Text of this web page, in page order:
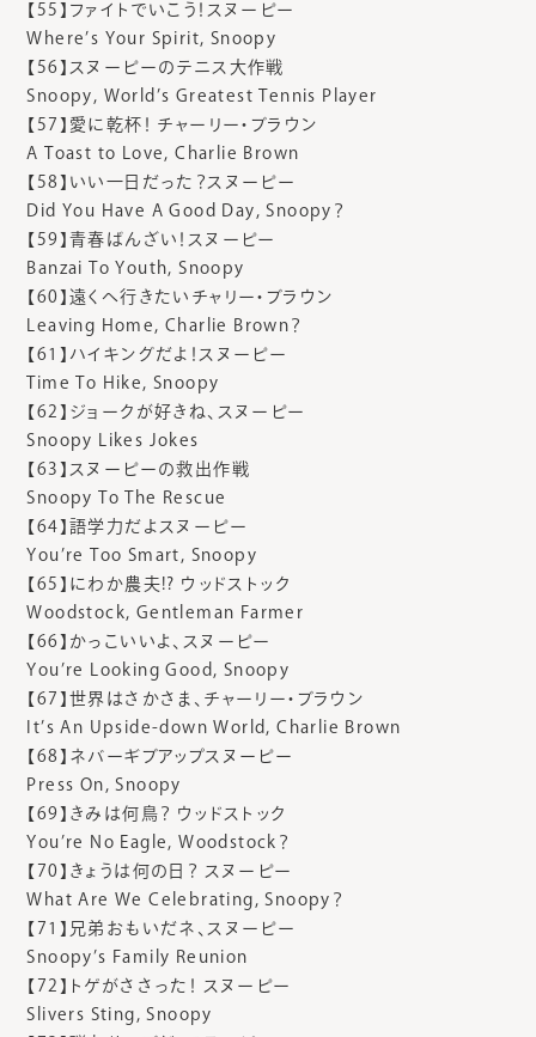
【55】ファイトでいこう！スヌーピー
Where’s Your Spirit, Snoopy
【56】スヌーピーのテニス大作戦
Snoopy, World’s Greatest Tennis Player
【57】愛に乾杯！ チャーリー・ブラウン
A Toast to Love, Charlie Brown
【58】いい一日だった？スヌーピー
Did You Have A Good Day, Snoopy？
【59】青春ばんざい！スヌーピー
Banzai To Youth, Snoopy
【60】遠くへ行きたいチャリー・ブラウン
Leaving Home, Charlie Brown？
【61】ハイキングだよ！スヌーピー
Time To Hike, Snoopy
【62】ジョークが好きね、スヌーピー
Snoopy Likes Jokes
【63】スヌーピーの救出作戦
Snoopy To The Rescue
【64】語学力だよスヌーピー
You’re Too Smart, Snoopy
【65】にわか農夫!? ウッドストック
Woodstock, Gentleman Farmer
【66】かっこいいよ、スヌーピー
You’re Looking Good, Snoopy
【67】世界はさかさま、チャーリー・ブラウン
It’s An Upside-down World, Charlie Brown
【68】ネバーギブアップスヌーピー
Press On, Snoopy
【69】きみは何鳥？ ウッドストック
You’re No Eagle, Woodstock？
【70】きょうは何の日？ スヌーピー
What Are We Celebrating, Snoopy？
【71】兄弟おもいだネ、スヌーピー
Snoopy’s Family Reunion
【72】トゲがささった！ スヌーピー
Slivers Sting, Snoopy